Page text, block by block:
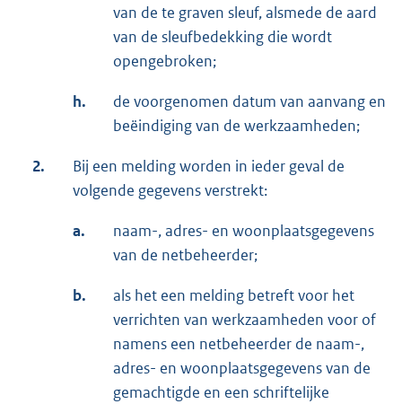
van de te graven sleuf, alsmede de aard
van de sleufbedekking die wordt
opengebroken;
h.
de voorgenomen datum van aanvang en
beëindiging van de werkzaamheden;
2.
Bij een melding worden in ieder geval de
volgende gegevens verstrekt:
a.
naam-, adres- en woonplaatsgegevens
van de netbeheerder;
b.
als het een melding betreft voor het
verrichten van werkzaamheden voor of
namens een netbeheerder de naam-,
adres- en woonplaatsgegevens van de
gemachtigde en een schriftelijke